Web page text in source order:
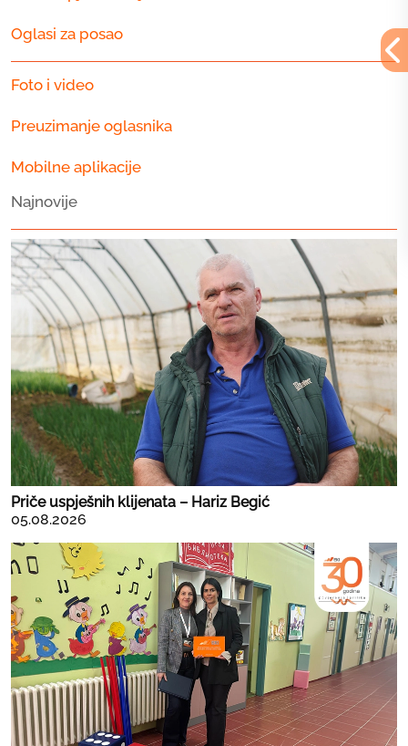
Oglasi za posao
Foto i video
Preuzimanje oglasnika
Mobilne aplikacije
Najnovije
Priče uspješnih klijenata – Hariz Begić
05.08.2026